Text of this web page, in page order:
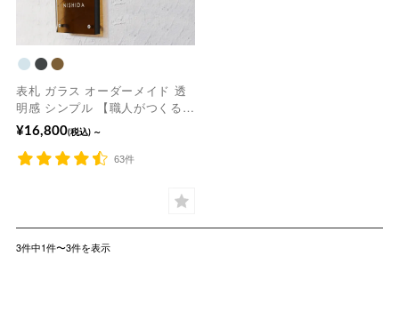
表札 ガラス オーダーメイド 透
明感 シンプル 【職人がつくる
清々しく清潔感のあるガラス表
札】 すっきり 戸建て 看板【hf-
c02】《安心の保証書付》
¥16,800(税込) ～
63件
3件中1件〜3件を表示